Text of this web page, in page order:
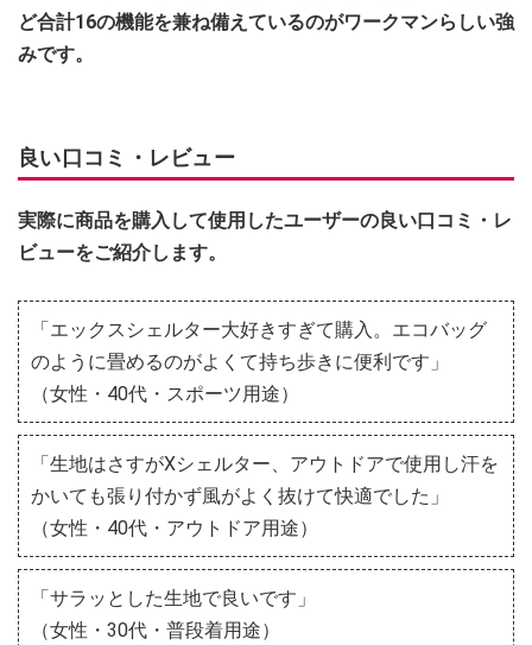
ど合計16の機能を兼ね備えているのがワークマンらしい強
みです。
良い口コミ・レビュー
実際に商品を購入して使用したユーザーの良い口コミ・レ
ビューをご紹介します。
「エックスシェルター大好きすぎて購入。エコバッグ
のように畳めるのがよくて持ち歩きに便利です」
（女性・40代・スポーツ用途）
「生地はさすがXシェルター、アウトドアで使用し汗を
かいても張り付かず風がよく抜けて快適でした」
（女性・40代・アウトドア用途）
「サラッとした生地で良いです」
（女性・30代・普段着用途）